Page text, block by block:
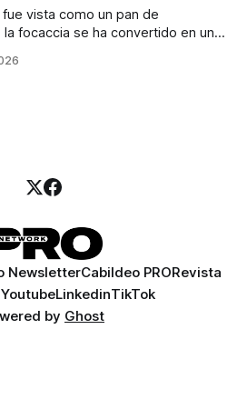
vista como un pan de
focaccia se ha convertido en uno
calidad y experiencias que
NewsletterCabildeo PRORevista
YoutubeLinkedinTikTok
by Ghost